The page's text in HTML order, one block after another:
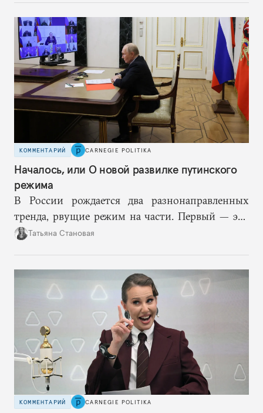
КОММЕНТАРИЙ CARNEGIE POLITIKA
Началось, или О новой развилке путинского
режима
В России рождается два разнонаправленных
тренда, рвущие режим на части. Первый — это
путинская логика войны, где эскалация влечет за
возможностей, на компетентность в принятии
решений и адекватное целеполагание.
Татьяна Становая
КОММЕНТАРИЙ CARNEGIE POLITIKA